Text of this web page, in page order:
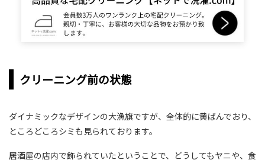
クリーニング前の状態
ダイナミックなデザインの大漁旗ですが、全体的に黄ばんでおり、
ところどころシミも見られております。
居酒屋の店内で飾られていたということで、どうしてもヤニや、食